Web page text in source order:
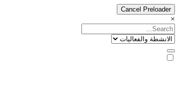
Cancel Preloader
×